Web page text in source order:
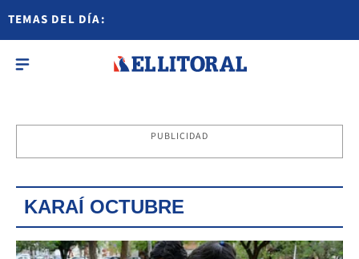
TEMAS DEL DÍA:
PUBLICIDAD
KARAÍ OCTUBRE